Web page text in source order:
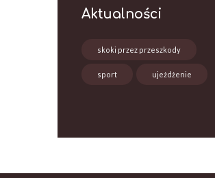
Aktualności
skoki przez przeszkody
sport ujeżdżenie